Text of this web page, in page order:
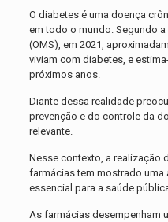
O diabetes é uma doença
em todo o mundo. Segundo
(OMS), em 2021,
viviam com diabetes, e
próximos anos.
Diante dessa realidade
prevenção e do controle da
relevante.
Nesse contexto, a realização
farmácias tem mostrado uma
essencial para a saúde
As farmácias desempenham